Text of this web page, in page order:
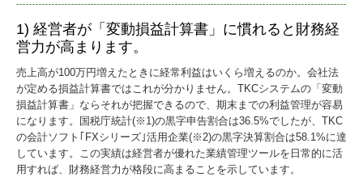
1) 経営者が「変動損益計算書」に慣れると財務経
営力が高まります。
売上高が100万円増えたときに経常利益はいくら増えるのか。会社法
が定める損益計算書ではこれが分かりません。TKCシステムの「変動
損益計算書」ならそれが把握できるので、期末までの利益管理が容易
になります。国税庁統計(※1)の黒字申告割合は36.5%でしたが、TKC
の会計ソフト｢FXシリーズ｣活用企業(※2)の黒字決算割合は58.1%に達
しています。この実績は経営者が優れた業績管理ツールを日常的に活
用すれば、財務経営力が格段に高まることを示しています。